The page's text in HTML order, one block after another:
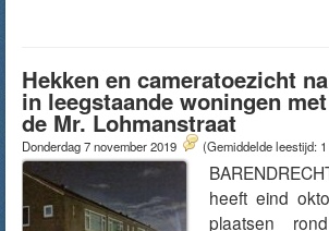
Hekken en cameratoezicht
in leegstaande woningen
de Mr. Lohmanstraat
Donderdag 7 november 2019 (Gemiddelde leestijd:
heeft eind
plaatsen